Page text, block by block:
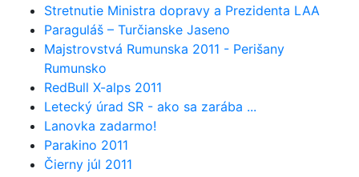
Stretnutie Ministra dopravy a Prezidenta LAA
Paraguláš – Turčianske Jaseno
Majstrovstvá Rumunska 2011 - Perišany
Rumunsko
RedBull X-alps 2011
Letecký úrad SR - ako sa zarába ...
Lanovka zadarmo!
Parakino 2011
Čierny júl 2011